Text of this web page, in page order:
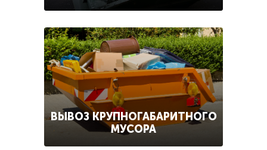
ВЫВОЗ КРУПНОГАБАРИТНОГО
МУСОРА